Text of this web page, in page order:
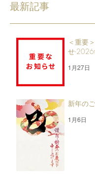
最新記事
＜重要
せ-
1月27日
新年の
1月6日